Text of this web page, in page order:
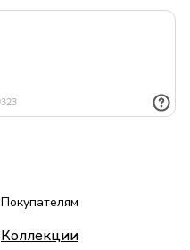
Покупателям
Коллекции